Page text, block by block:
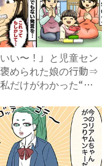
いい〜！」と児童セン
められた娘の行動⇒
だけがわかった“赤